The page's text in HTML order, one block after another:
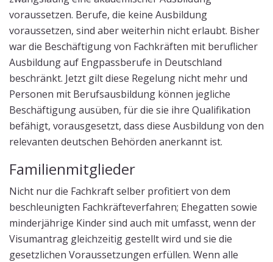
voraussetzen. Berufe, die keine Ausbildung
voraussetzen, sind aber weiterhin nicht erlaubt. Bisher
war die Beschäftigung von Fachkräften mit beruflicher
Ausbildung auf Engpassberufe in Deutschland
beschränkt. Jetzt gilt diese Regelung nicht mehr und
Personen mit Berufsausbildung können jegliche
Beschäftigung ausüben, für die sie ihre Qualifikation
befähigt, vorausgesetzt, dass diese Ausbildung von den
relevanten deutschen Behörden anerkannt ist.
Familienmitglieder
Nicht nur die Fachkraft selber profitiert von dem
beschleunigten Fachkräfteverfahren; Ehegatten sowie
minderjährige Kinder sind auch mit umfasst, wenn der
Visumantrag gleichzeitig gestellt wird und sie die
gesetzlichen Voraussetzungen erfüllen. Wenn alle